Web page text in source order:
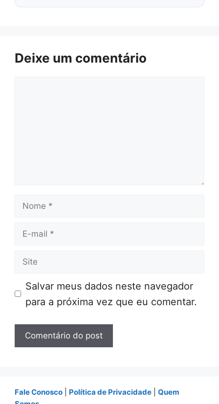
Deixe um comentário
Nome
E-
Site
Salvar meus dados neste navegador
para a próxima vez que eu comentar.
Fale Conosco Política de Privacidade
Quem